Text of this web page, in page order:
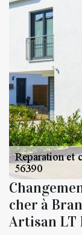
cher à
Artisan LT